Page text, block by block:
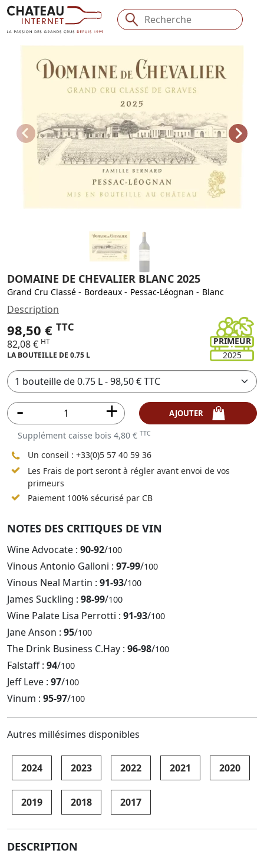
DOMAINE DE CHEVALIER BLANC 2025
Grand Cru Classé - Bordeaux - Pessac-Léognan - Blanc
PRIMEUR
2025
Description
98,50 € TTC
82,08 € HT
LA BOUTEILLE DE 0.75 L
Supplément caisse bois 4,80 € TTC
Un conseil : +33(0)5 57 40 59 36
Les Frais de port seront à régler avant envoi de vos
primeurs
Paiement 100% sécurisé par CB
NOTES DES CRITIQUES DE VIN
Wine Advocate : 90-92/100
Vinous Antonio Galloni : 97-99/100
Vinous Neal Martin : 91-93/100
James Suckling : 98-99/100
Wine Palate Lisa Perrotti : 91-93/100
Jane Anson : 95/100
The Drink Business C.Hay : 96-98/100
Falstaff : 94/100
Jeff Leve : 97/100
Vinum : 95-97/100
Autres millésimes disponibles
2024 2023 2022 2021 2020
2019 2018 2017
DESCRIPTION